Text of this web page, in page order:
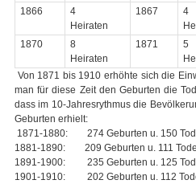
1866
4
Heiraten
1867
4
1870
8
Heiraten
1871
5
Von 1871 bis 1910 erhöhte sich die
man für diese Zeit den Geburten die
dass im 10-Jahresrythmus die
Geburten erhielt:
1871-1880: 274 Geburten u. 150
1881-1890: 209 Geburten u. 111
1891-1900: 235 Geburten u. 125
1901-1910: 202 Geburten u. 112